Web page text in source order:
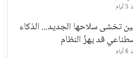
تخشى سلاحها الجديد... الذكاء
قد يهزّ النظام